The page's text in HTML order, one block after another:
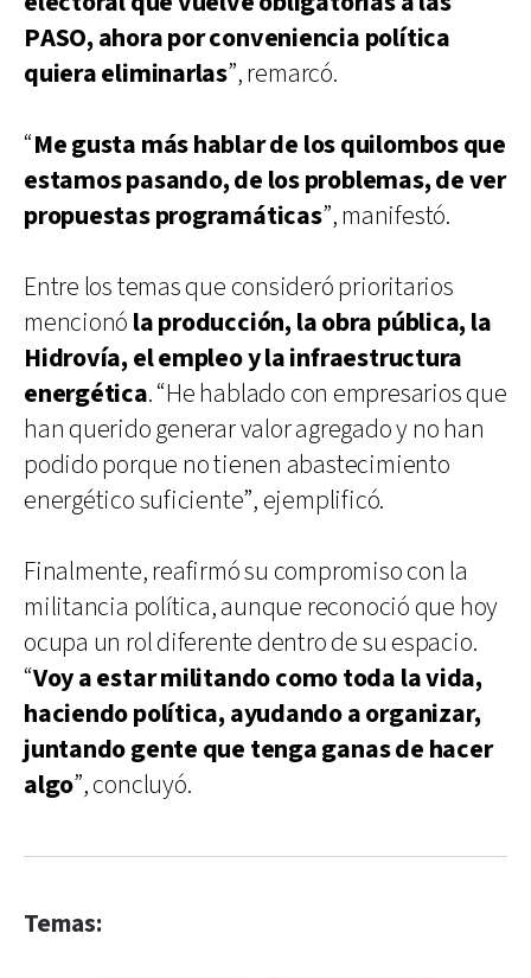
PASO, ahora por conveniencia política
quiera eliminarlas”, remarcó.
“Me gusta más hablar de los quilombos que
estamos pasando, de los problemas, de ver
propuestas programáticas”, manifestó.
Entre los temas que consideró prioritarios
mencionó la producción, la obra pública, la
Hidrovía, el empleo y la infraestructura
energética. “He hablado con empresarios que
han querido generar valor agregado y no han
podido porque no tienen abastecimiento
energético suficiente”, ejemplificó.
Finalmente, reafirmó su compromiso con la
militancia política, aunque reconoció que hoy
ocupa un rol diferente dentro de su espacio.
“Voy a estar militando como toda la vida,
haciendo política, ayudando a organizar,
juntando gente que tenga ganas de hacer
algo”, concluyó.
Temas: